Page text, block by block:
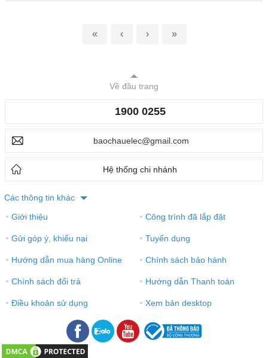
« ‹ › »
Về đầu trang
1900 0255
baochauelec@gmail.com
Hệ thống chi nhánh
Các thông tin khác
● Giới thiệu ● Công trình đã lắp đặt
● Gửi góp ý, khiếu nại ● Tuyển dụng
● Hướng dẫn mua hàng Online ● Chính sách bảo hành
● Chính sách đổi trả ● Hướng dẫn Thanh toán
● Điều khoản sử dụng ● Xem bản desktop